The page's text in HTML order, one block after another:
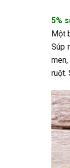
5%
Một
Súp
ruột.